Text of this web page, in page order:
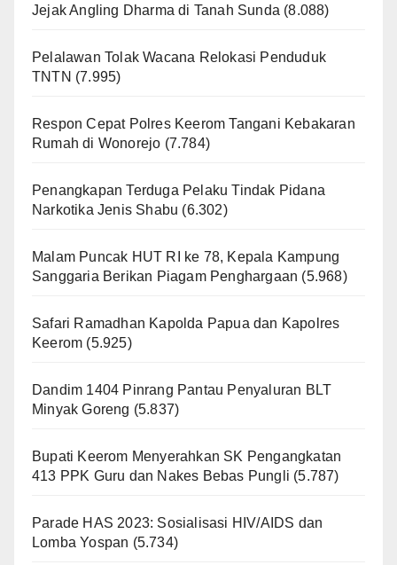
Jejak Angling Dharma di Tanah Sunda (8.088)
Pelalawan Tolak Wacana Relokasi Penduduk
TNTN (7.995)
Respon Cepat Polres Keerom Tangani Kebakaran
Rumah di Wonorejo (7.784)
Penangkapan Terduga Pelaku Tindak Pidana
Narkotika Jenis Shabu (6.302)
Malam Puncak HUT RI ke 78, Kepala Kampung
Sanggaria Berikan Piagam Penghargaan (5.968)
Safari Ramadhan Kapolda Papua dan Kapolres
Keerom (5.925)
Dandim 1404 Pinrang Pantau Penyaluran BLT
Minyak Goreng (5.837)
Bupati Keerom Menyerahkan SK Pengangkatan
413 PPK Guru dan Nakes Bebas Pungli (5.787)
Parade HAS 2023: Sosialisasi HIV/AIDS dan
Lomba Yospan (5.734)